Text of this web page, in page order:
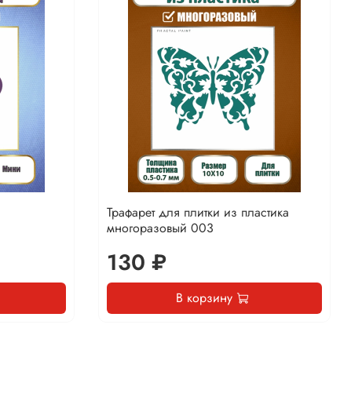
Трафарет для плитки из пластика
многоразовый 003
130 ₽
В корзину